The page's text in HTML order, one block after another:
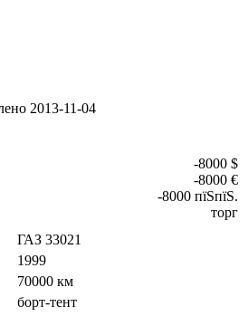
2013-11-04
-8000 $
-8000 €
-8000 пїЅпїЅ.
торг
ГАЗ 33021
1999
70000 км
борт-тент